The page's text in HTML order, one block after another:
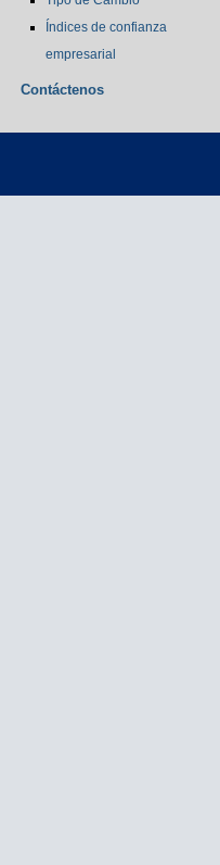
Índices de confianza
empresarial
Contáctenos